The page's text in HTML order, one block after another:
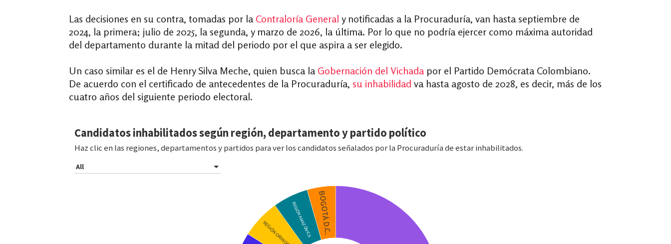
Las decisiones en su contra, tomadas por la Contraloría General y notificadas a la Procuraduría, van hasta septiembre de
2024, la primera; julio de 2025, la segunda, y marzo de 2026, la última. Por lo que no podría ejercer como máxima autoridad
del departamento durante la mitad del periodo por el que aspira a ser elegido.
Un caso similar es el de Henry Silva Meche, quien busca la Gobernación del Vichadapor el Partido Demócrata Colombiano.
De acuerdo con el certificado de antecedentes de la Procuraduría, su inhabilidad va hasta agosto de 2028, es decir, más de los
cuatro años del siguiente periodo electoral.